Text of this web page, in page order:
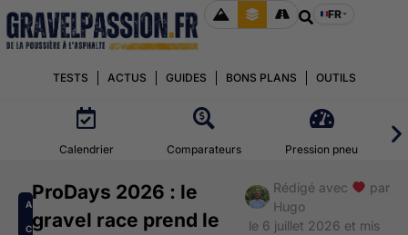
FR
TESTS ACTUS GUIDES BONS PLANS OUTILS
Calendrier Comparateurs Pression pneu
A
C
ProDays 2026 : le
gravel race prend le
Rédigé avec
par
Hugo
le 6 juillet 2026 et mis